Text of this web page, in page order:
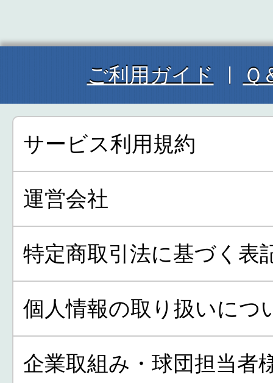
ご利用ガイド Ｑ
サービス利用規約
運営会社
特定商取引法に基づく表
個人情報の取り扱いにつ
企業取組み・球団担当者